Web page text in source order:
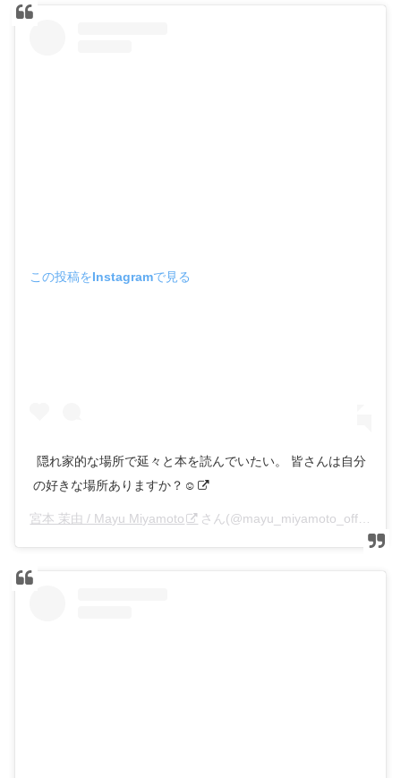
この投稿をInstagramで見る
ㅤㅤㅤㅤㅤ 隠れ家的な場所で延々と本を読んでいたい。 皆さんは自分
の好きな場所ありますか？☺︎
宮本 茉由 / Mayu Miyamoto さん(@mayu_miyamoto_official)がシェアした投稿 –